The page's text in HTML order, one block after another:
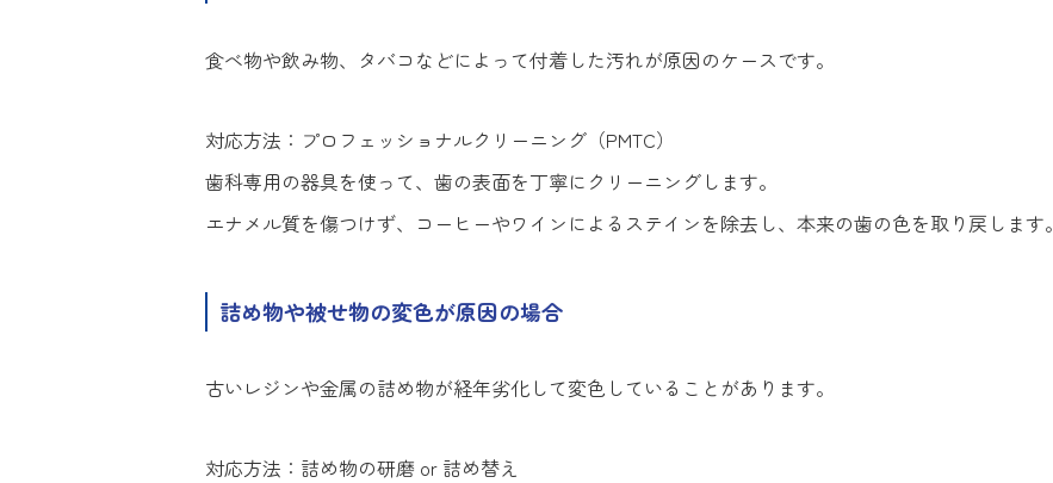
食べ物や飲み物、タバコなどによって付着した汚れが原因のケースです。
対応方法：プロフェッショナルクリーニング（PMTC）
歯科専用の器具を使って、歯の表面を丁寧にクリーニングします。
エナメル質を傷つけず、コーヒーやワインによるステインを除去し、本来の歯の色を取り戻します。
詰め物や被せ物の変色が原因の場合
古いレジンや金属の詰め物が経年劣化して変色していることがあります。
対応方法：詰め物の研磨 or 詰め替え